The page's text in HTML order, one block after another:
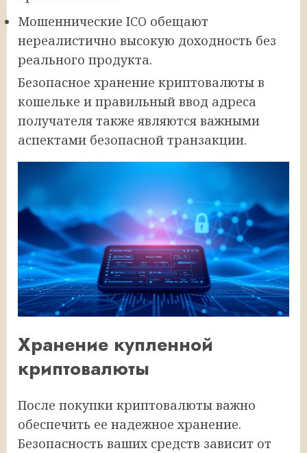
Мошеннические ICO обещают
нереалистично высокую доходность без
реального продукта.
Безопасное хранение криптовалюты в
кошельке и правильный ввод адреса
получателя также являются важными
аспектами безопасной транзакции.
Хранение купленной
криптовалюты
После покупки криптовалюты важно
обеспечить ее надежное хранение.
Безопасность ваших средств зависит от